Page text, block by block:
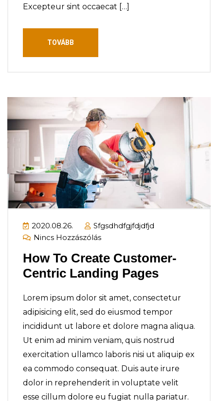
Excepteur sint occaecat […]
TOVÁBB
2020.08.26.
Sfgsdhdfgjfdjdfjd
Nincs Hozzászólás
How To Create Customer-
Centric Landing Pages
Lorem ipsum dolor sit amet, consectetur
adipisicing elit, sed do eiusmod tempor
incididunt ut labore et dolore magna aliqua.
Ut enim ad minim veniam, quis nostrud
exercitation ullamco laboris nisi ut aliquip ex
ea commodo consequat. Duis aute irure
dolor in reprehenderit in voluptate velit
esse cillum dolore eu fugiat nulla pariatur.